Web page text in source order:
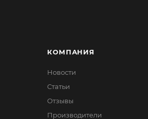
КОМПАНИЯ
Новости
Статьи
Отзывы
Производители